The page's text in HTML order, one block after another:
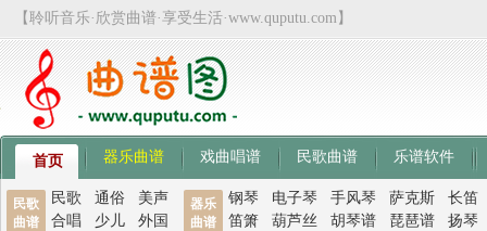
【聆听音乐·欣赏曲谱·享受生活·www.quputu.com】
首页 器乐曲谱 戏曲唱谱 民歌曲谱 乐谱软件
民歌
曲谱
民歌 通俗
美声
合唱
少儿 外国
器乐
曲谱
钢琴 电子琴 手风琴 萨克斯
长笛
笛箫
葫芦丝 胡琴谱 琵琶谱 扬琴